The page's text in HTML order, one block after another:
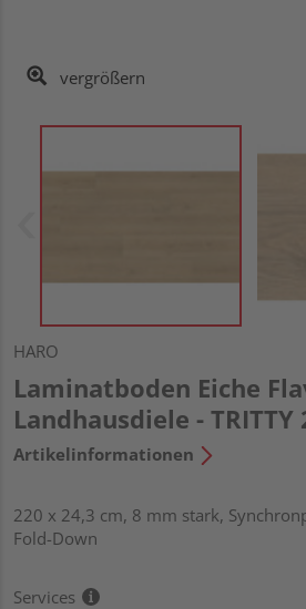
vergrößern
HARO
Laminatboden Eiche
Landhausdiele - TRITTY
Artikelinformationen
220 x 24,3 cm, 8 mm stark,
Fold-Down
Services